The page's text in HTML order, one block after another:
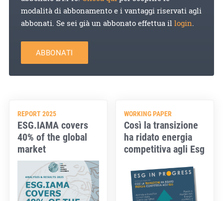
modalità di abbonamento e i vantaggi riservati agli
abbonati. Se sei già un abbonato effettua illogin.
ABBONATI
REPORT 2025
ESG.IAMA covers
40% of the global
market
WORKING PAPER
Così la transizione
ha ridato energia
competitiva agli Esg